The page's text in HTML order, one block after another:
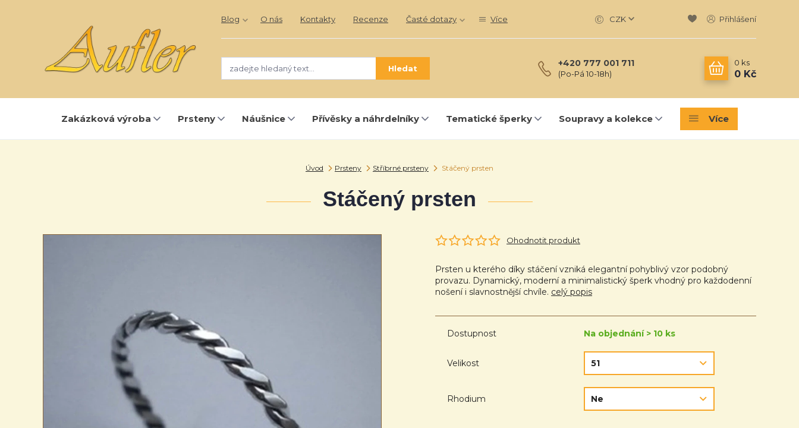
Blog O nás Kontakty Recenze Časté dotazy Více CZK Přihlášení
Hledat +420 777 001 711
(Po-Pá 10-18h)
0 ks
0 Kč
Zakázková výroba Prsteny Náušnice Přívěsky a náhrdelníky Tematické šperky Soupravy a kolekce Více
Úvod Prsteny Stříbrné prsteny Stáčený prsten
Stáčený prsten
Ohodnotit produkt
Prsten u kterého díky stáčení vzniká elegantní pohyblivý vzor podobný
provazu. Dynamický, moderní a minimalistický šperk vhodný pro každodenní
nošení i slavnostnější chvíle. celý popis
Dostupnost Na objednání > 10 ks
Velikost
Rhodium